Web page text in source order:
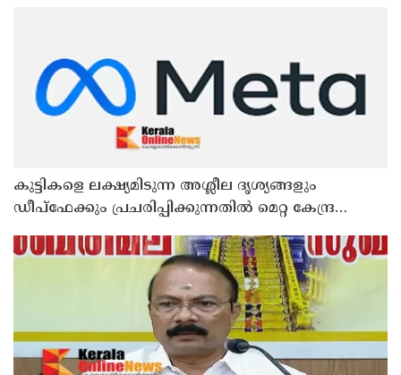
കുട്ടികളെ ലക്ഷ്യമിടുന്ന അശ്ലീല ദൃശ്യങ്ങളും
ഡീപ്ഫേക്കും പ്രചരിപ്പിക്കുന്നതില്‍ മെറ്റ കേന്ദ്രത്തോട്